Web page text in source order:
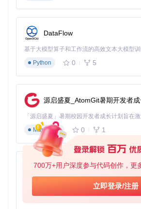
700万+用户深度参与代码创作，更
立即登录/注册
🔬 高级应用场景
通过修改module.prop文件中的
段，可实现企业级证书分发方案。在多用
sk的「模块优先级」功能，可确保证书配
一致性。
证书自动更新机制
利用update.json文件的版本控制功能，
级。配置示例：
"https://example.com/
"优化Android 14证书处
DataFlow
基于大模型算子和工作流的高效文本大模型
Python
0 5
源启盛夏_AtomGit暑期开发者
Markdown
0 1
py-xiaozhi
Python
0 1